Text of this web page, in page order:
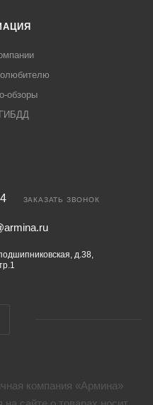
обзоры
ЗАКАЗАТЬ ЗВОНОК
д.38,
компания «Армина»